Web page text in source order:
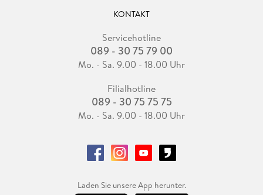
KONTAKT
Servicehotline
089 - 30 75 79 00
Mo. - Sa. 9.00 - 18.00 Uhr
Filialhotline
089 - 30 75 75 75
Mo. - Sa. 9.00 - 18.00 Uhr
Laden Sie unsere App herunter.